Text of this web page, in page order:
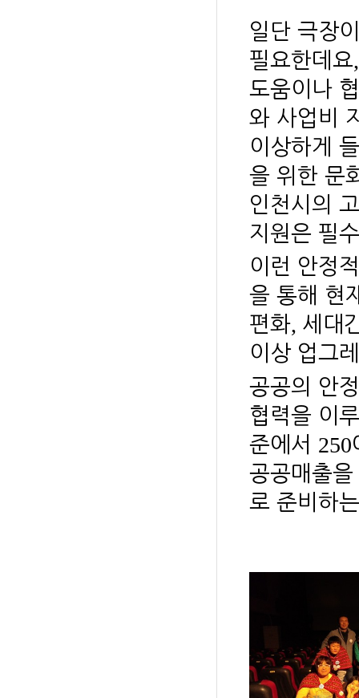
일단 극장
필요한데요
도움이나
와 사업비
이상하게
을 위한 문
인천시의
지원은 필
이런 안정
을 통해 현
편화, 세대
이상 업그
공공의 안
협력을 이
준에서 250
공공매출
로 준비하